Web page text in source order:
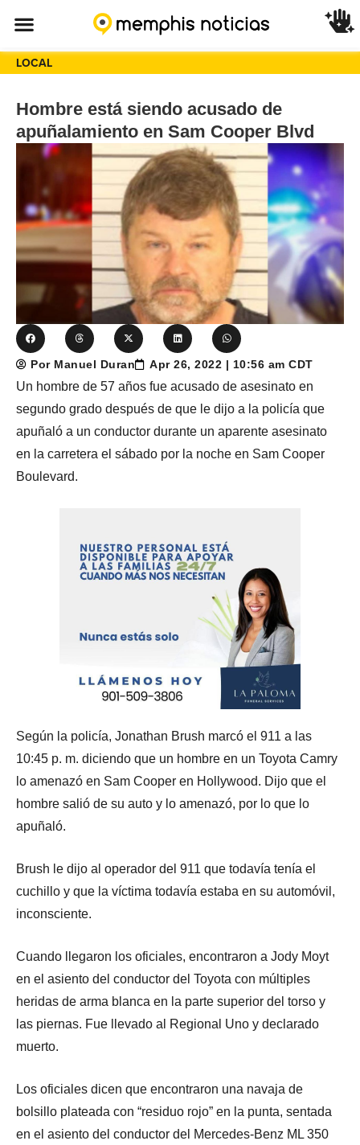
LOCAL
Hombre está siendo acusado de
apuñalamiento en Sam Cooper Blvd
Por Manuel Duran Apr 26, 2022 | 10:56 am CDT
Un hombre de 57 años fue acusado de asesinato en
segundo grado después de que le dijo a la policía que
apuñaló a un conductor durante un aparente asesinato
en la carretera el sábado por la noche en Sam Cooper
Boulevard.
Según la policía, Jonathan Brush marcó el 911 a las
10:45 p. m. diciendo que un hombre en un Toyota Camry
lo amenazó en Sam Cooper en Hollywood. Dijo que el
hombre salió de su auto y lo amenazó, por lo que lo
apuñaló.
Brush le dijo al operador del 911 que todavía tenía el
cuchillo y que la víctima todavía estaba en su automóvil,
inconsciente.
Cuando llegaron los oficiales, encontraron a Jody Moyt
en el asiento del conductor del Toyota con múltiples
heridas de arma blanca en la parte superior del torso y
las piernas. Fue llevado al Regional Uno y declarado
muerto.
Los oficiales dicen que encontraron una navaja de
bolsillo plateada con “residuo rojo” en la punta, sentada
en el asiento del conductor del Mercedes-Benz ML 350